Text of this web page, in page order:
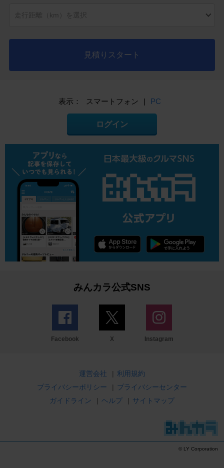
見積りスタート
表示： スマートフォン | PC
ログイン
みんカラ公式SNS
Facebook X Instagram
運営会社 | 利用規約
プライバシーポリシー
| プライバシーセンター
ガイドライン
| ヘルプ | サイトマップ
© LY Corporation